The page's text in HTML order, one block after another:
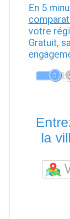
En 5
votre
Gratuit,
1
la